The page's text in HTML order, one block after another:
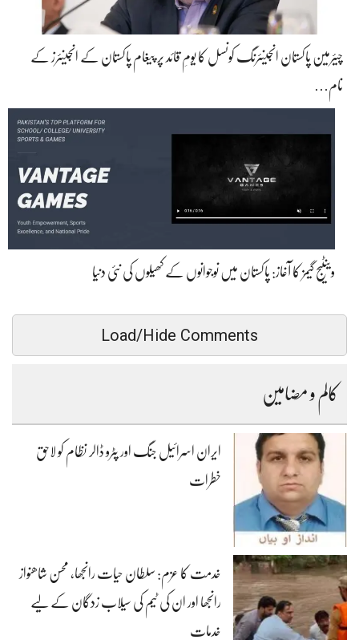
چیئرمین پاکستان انجینئرنگ کونسل کا یومِ قائد پر پیغام پاکستان کے انجینئرز کے
نام…
وینٹیج گیمز کا آغاز: پاکستان میں نوجوانوں کے کھیلوں کی نئی دنیا
Load/Hide Comments
کالم و مضامین
ایران اسرائیل جنگ اور پٹرو ڈالر نظام کو لاحق
خطرات
خدمت کا عزم: سلطان حیات رانجھا، محسن شاھنواز
رانجھا اور ان کی ٹیم کی سیلاب زدگان کے لیے
خدمات